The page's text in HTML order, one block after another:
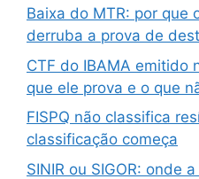
Baixa do MTR: por que
derruba a prova de
CTF do IBAMA emitido
que ele prova e o que
FISPQ não classifica
classificação começa
SINIR ou SIGOR: onde